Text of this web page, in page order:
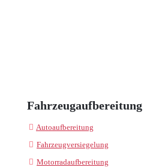
Fahrzeugaufbereitung
Autoaufbereitung
Fahrzeugversiegelung
Motorradaufbereitung